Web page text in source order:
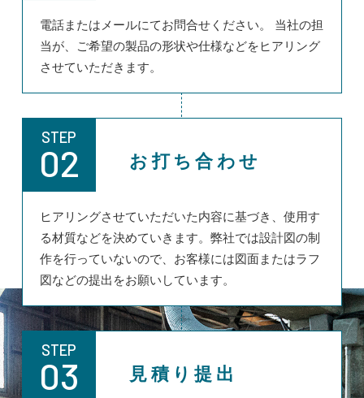
電話またはメールにてお問合せください。 当社の担
当が、ご希望の製品の形状や仕様などをヒアリング
させていただきます。
STEP
02 お打ち合わせ
ヒアリングさせていただいた内容に基づき、使用す
る材質などを決めていきます。弊社では設計図の制
作を行っていないので、お客様には図面またはラフ
図などの提出をお願いしています。
STEP
03 見積り提出